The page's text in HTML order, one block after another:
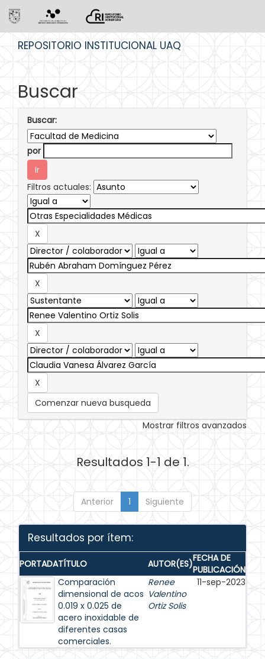
REPOSITORIO INSTITUCIONAL UAQ
Buscar
Buscar:
por
Filtros actuales:
Comenzar nueva busqueda
Mostrar filtros avanzados
Resultados 1-1 de 1.
Anterior 1 Siguiente
Resultados por ítem:
PORTADATÍTULO AUTOR(ES)FECHA DE
PUBLICACIÓN
Comparación
dimensional de acos
0.019 x 0.025 de
acero inoxidable de
diferentes casas
comerciales.
Renee
Valentino
Ortiz Solis
11-sep-2023